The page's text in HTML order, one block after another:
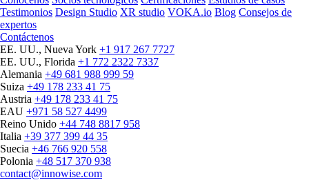
Testimonios Design Studio XR studio VOKA.io Blog Consejos de
expertos
Contáctenos
EE. UU., Nueva York +1 917 267 7727
EE. UU., Florida +1 772 2322 7337
Alemania +49 681 988 999 59
Suiza +49 178 233 41 75
Austria +49 178 233 41 75
EAU +971 58 527 4499
Reino Unido +44 748 8817 958
Italia +39 377 399 44 35
Suecia +46 766 920 558
Polonia +48 517 370 938
contact@innowise.com